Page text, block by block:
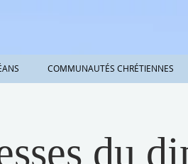
COMMUNAUTÉS CHRÉTIENNES
du